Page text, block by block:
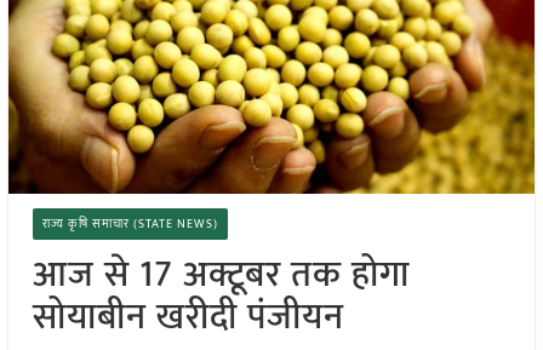
राज्य कृषि समाचार (STATE NEWS)
आज से 17 अक्टूबर तक होगा
सोयाबीन खरीदी पंजीयन